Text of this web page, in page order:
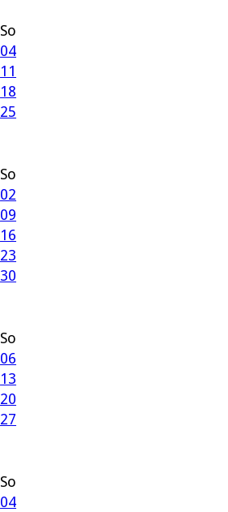
So
04
11
18
25
So
02
09
16
23
30
So
06
13
20
27
So
04